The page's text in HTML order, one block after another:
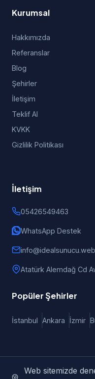
Kurumsal
Hakkımızda
Referanslar
Blog
Şehirler
İletişim
Teklif Al
KVKK
Gizlilik Politikası
İletişim
05426549463
WhatsApp Destek
Atatürk Alemdağ Cd
Popüler Şehirler
İstanbul Ankara İzmir
© 2026 iDealSunucu |
Web sitemizde